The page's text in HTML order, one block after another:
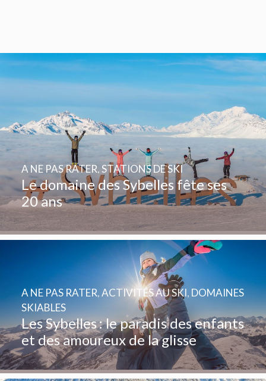
Le domaine des Sybelles fête ses
20 ans
A NE PAS RATER,STATIONS DE SKI
Les Sybelles : le paradis des enfants
et des amoureux de la glisse
A NE PAS RATER,ACTIVITÉS AU SKI, DOMAINES
SKIABLES